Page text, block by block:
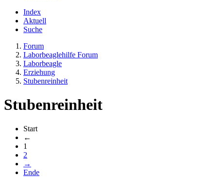
Index
Aktuell
Suche
Forum
Laborbeaglehilfe Forum
Laborbeagle
Erziehung
Stubenreinheit
Stubenreinheit
Start
←
1
2
→
Ende